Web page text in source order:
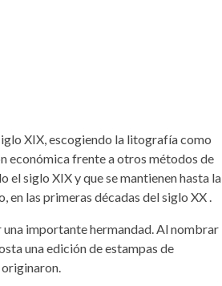
XIX, escogiendo la litografía como
económica frente a otros métodos de
siglo XIX y que se mantienen hasta la
las primeras décadas del siglo XX .
importante hermandad. Al nombrar
una edición de estampas de